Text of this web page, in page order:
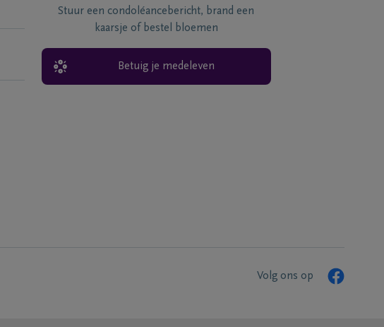
Stuur een condoléancebericht, brand een
kaarsje of bestel bloemen
Betuig je medeleven
Volg ons op